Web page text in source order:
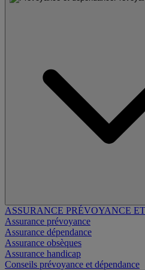
ASSURANCE PRÉVOYANCE
Assurance prévoyance
Assurance dépendance
Assurance obsèques
Assurance handicap
Conseils prévoyance et dépendance